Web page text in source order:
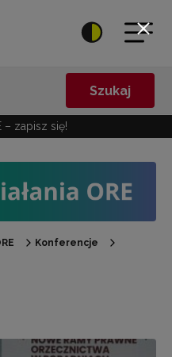
Szukaj
– zapisz się!
Konferencje